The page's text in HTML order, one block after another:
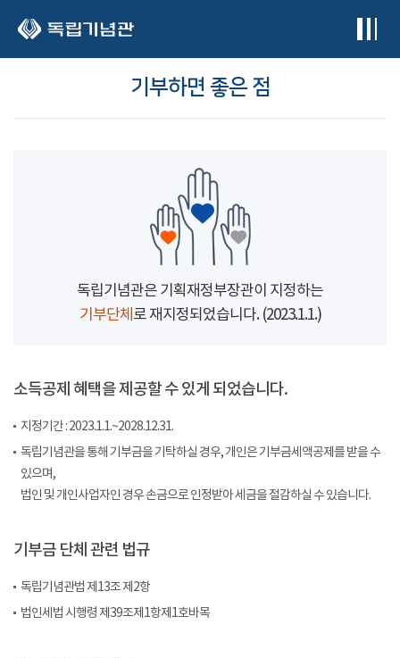
기부하면 좋은 점
독립기념관은 기획재정부장관이 지정하는
기부단체 로 재지정되었습니다. (2023.1.1.)
소득공제 혜택을 제공할 수 있게 되었습니다.
지정기간 : 2023.1.1.~2028.12.31.
독립기념관을 통해 기부금을 기탁하실 경우, 개인은 기부금세액공제를 받을 수
있으며,
법인 및 개인사업자인 경우 손금으로 인정받아 세금을 절감하실 수 있습니다.
기부금 단체 관련 법규
독립기념관법 제13조 제2항
법인세법 시행령 제39조제1항제1호바목